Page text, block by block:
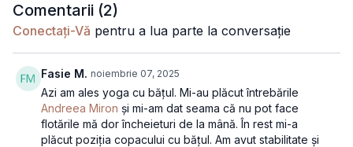
Comentarii (2)
Conectați-Vă pentru a lua parte la conversație
Fasie M. noiembrie 07, 2025
Azi am ales yoga cu bățul. Mi-au plăcut întrebările
Andreea Miron și mi-am dat seama că nu pot face
flotările mă dor încheieturi de la mână. În rest mi-a
plăcut poziția copacului cu bățul. Am avut stabilitate și